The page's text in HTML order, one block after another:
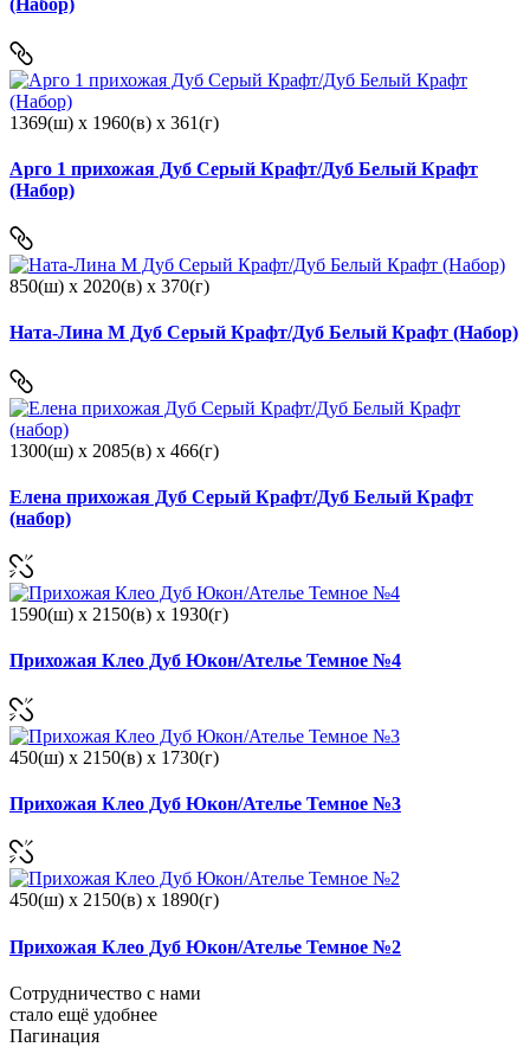
(Набор)
1369(ш) x 1960(в) x 361(г)
Арго 1 прихожая Дуб Серый Крафт/Дуб Белый Крафт
(Набор)
850(ш) x 2020(в) x 370(г)
Ната-Лина М Дуб Серый Крафт/Дуб Белый Крафт (Набор)
1300(ш) x 2085(в) x 466(г)
Елена прихожая Дуб Серый Крафт/Дуб Белый Крафт
(набор)
1590(ш) x 2150(в) x 1930(г)
Прихожая Клео Дуб Юкон/Ателье Темное №4
450(ш) x 2150(в) x 1730(г)
Прихожая Клео Дуб Юкон/Ателье Темное №3
450(ш) x 2150(в) x 1890(г)
Прихожая Клео Дуб Юкон/Ателье Темное №2
Сотрудничество с нами
стало ещё удобнее
Пагинация